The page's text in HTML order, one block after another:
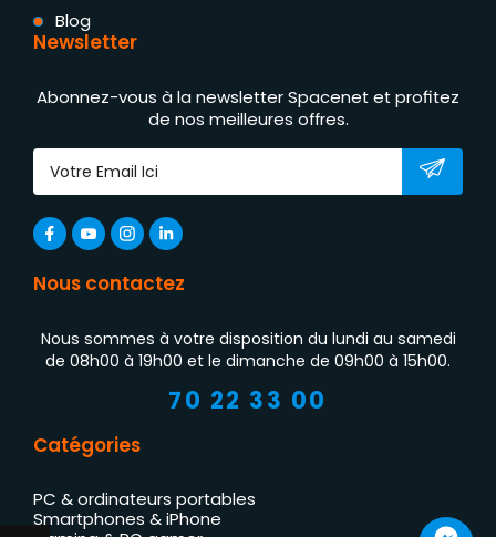
Blog
Newsletter
Abonnez-vous à la newsletter Spacenet et profitez
de nos meilleures offres.
Nous contactez
Nous sommes à votre disposition du lundi au samedi
de 08h00 à 19h00 et le dimanche de 09h00 à 15h00.
70 22 33 00
Catégories
PC & ordinateurs portables
Smartphones & iPhone